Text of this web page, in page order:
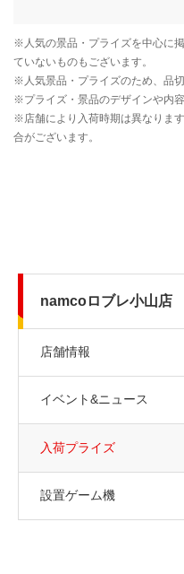
namcoロブレ小山店
店舗情報
イベント&ニュース
入荷プライズ
設置ゲーム機